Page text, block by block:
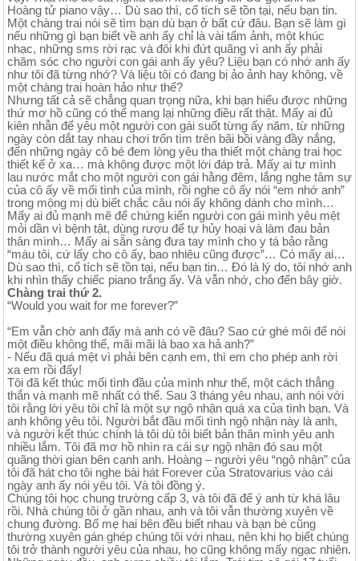
Hoàng tử piano vậy… Dù sao thì, cổ tích sẽ tồn tại, nếu bạn tin.
Một chàng trai nói sẽ tìm bạn dù bạn ở bất cứ đâu. Bạn sẽ làm gì
nếu những gì bạn biết về anh ấy chỉ là vài tấm ảnh, một khúc
nhạc, những sms rời rạc và đôi khi đứt quãng vì anh ấy phải
chăm sóc cho người con gái anh ấy yêu? Liệu bạn có nhớ anh ấy
như tôi đã từng nhớ? Và liệu tôi có đang bị ảo ảnh hay không, về
một chàng trai hoàn hảo như thế?
Nhưng tất cả sẽ chẳng quan trọng nữa, khi bạn hiểu được những
thứ mơ hồ cũng có thể mang lại những điều rất thật. Mấy ai đủ
kiên nhẫn để yêu một người con gái suốt từng ấy năm, từ những
ngày còn dắt tay nhau chơi trốn tìm trên bãi bồi vàng đầy nắng,
đến những ngày cô bé đem lòng yêu tha thiết một chàng trai học
thiết kế ở xa… mà không được một lời đáp trả. Mấy ai tự mình
lau nước mắt cho một người con gái hằng đêm, lắng nghe tâm sự
của cô ấy về mối tình của mình, rồi nghe cô ấy nói “em nhớ anh”
trong mộng mị dù biết chắc câu nói ấy không dành cho mình…
Mấy ai đủ mạnh mẽ để chứng kiến người con gái mình yêu mệt
mỏi dần vì bệnh tật, dùng rượu để tự hủy hoại và làm đau bản
thân mình… Mấy ai sẵn sàng đưa tay mình cho y tá bảo rằng
“máu tôi, cứ lấy cho cô ấy, bao nhiêu cũng được”… Có mấy ai…
Dù sao thì, cổ tích sẽ tồn tại, nếu bạn tin… Đó là lý do, tôi nhớ anh
khi nhìn thấy chiếc piano trắng ấy. Và vẫn nhớ, cho đến bây giờ.
Chàng trai thứ 2.
“Would you wait for me forever?”
“Em vẫn chờ anh đấy mà anh có về đâu? Sao cứ ghé môi để nói
một điều không thể, mãi mãi là bao xa hả anh?”
- Nếu đã quá mệt vì phải bên cạnh em, thì em cho phép anh rời
xa em rồi đấy!
Tôi đã kết thúc mối tình đầu của mình như thế, một cách thẳng
thắn và mạnh mẽ nhất có thể. Sau 3 tháng yêu nhau, anh nói với
tôi rằng lời yêu tôi chỉ là một sự ngộ nhận quá xa của tình bạn. Và
anh không yêu tôi. Người bắt đầu mối tình ngộ nhận này là anh,
và người kết thúc chính là tôi dù tôi biết bản thân mình yêu anh
nhiều lắm. Tôi đã mơ hồ nhìn ra cái sự ngộ nhận đó sau một
quãng thời gian bên cạnh anh. Hoàng – người yêu “ngộ nhận” của
tôi đã hát cho tôi nghe bài hát Forever của Stratovarius vào cái
ngày anh ấy nói yêu tôi. Và tôi đồng ý.
Chúng tôi học chung trường cấp 3, và tôi đã để ý anh từ khá lâu
rồi. Nhà chúng tôi ở gần nhau, anh và tôi vẫn thường xuyên về
chung đường. Bố mẹ hai bên đều biết nhau và bạn bè cũng
thường xuyên gán ghép chúng tôi với nhau, nên khi họ biết chúng
tôi trở thành người yêu của nhau, họ cũng không mấy ngạc nhiên.